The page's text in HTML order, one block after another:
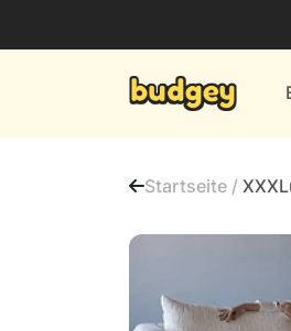
Finanzen &
Weiteres
Startseite /